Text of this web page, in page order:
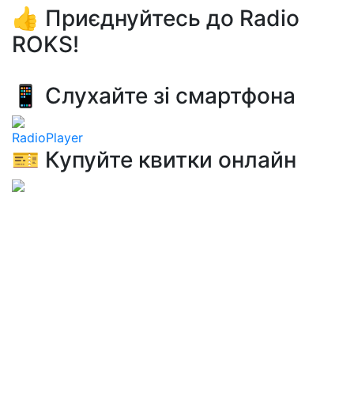
👍 Приєднуйтесь до Radio
ROKS!
📱 Слухайте зі смартфона
RadioPlayer
🎫 Купуйте квитки онлайн